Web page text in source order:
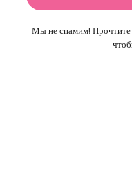
Мы не спамим!